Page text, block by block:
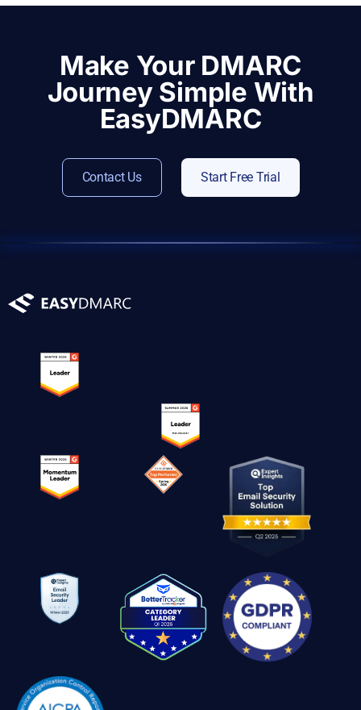
Make Your DMARC
Journey Simple With
EasyDMARC
Contact Us Start Free Trial